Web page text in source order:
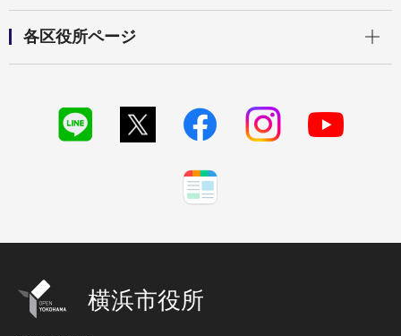
各区役所ページ
横浜市役所